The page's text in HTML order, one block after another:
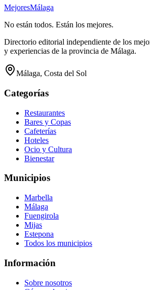
MejoresMálaga
No están todos. Están los mejores.
Directorio editorial independiente de los
y experiencias de la provincia de Málaga.
Málaga, Costa del Sol
Categorías
Restaurantes
Bares y Copas
Cafeterías
Hoteles
Ocio y Cultura
Bienestar
Municipios
Marbella
Málaga
Fuengirola
Mijas
Estepona
Todos los municipios
Información
Sobre nosotros